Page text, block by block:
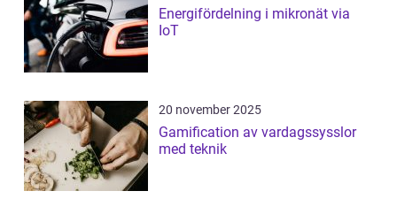
Energifördelning i mikronät via
IoT
20 november 2025
Gamification av vardagssysslor
med teknik